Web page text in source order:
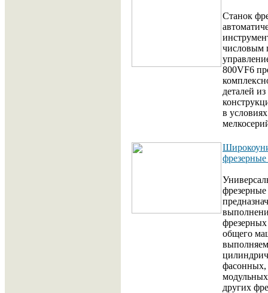
Станок
числовым
800VF6
деталей
в
общего
фасонных,
других